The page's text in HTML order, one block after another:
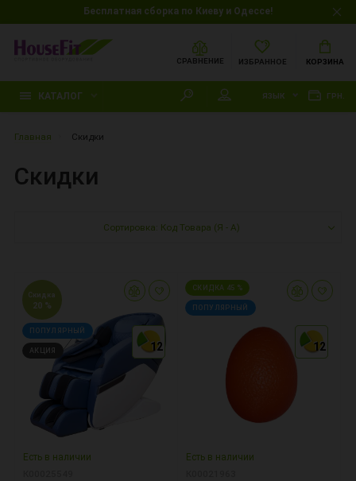
Бесплатная сборка по Киеву и Одессе!
СРАВНЕНИЕ ИЗБРАННОЕ КОРЗИНА
КАТАЛОГ ЯЗЫК ГРН.
Главная Скидки
Скидки
Сортировка: Код Товара (Я - А)
12
12
12
Скидка
20 %
ПОПУЛЯРНЫЙ
АКЦИЯ
Есть в наличии
12
12
12
СКИДКА 45 %
ПОПУЛЯРНЫЙ
Есть в наличии